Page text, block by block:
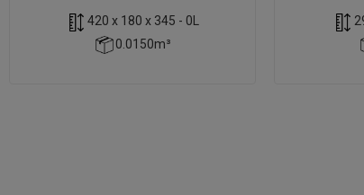
420 x 180 x 345 - 0L
0.0150m³